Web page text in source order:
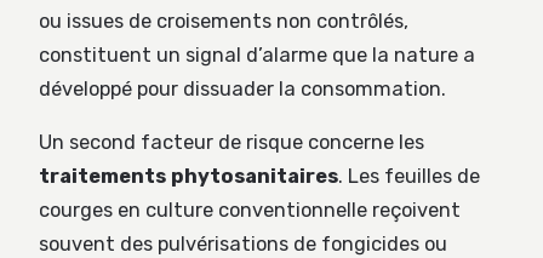
ou issues de croisements non contrôlés,
constituent un signal d’alarme que la nature a
développé pour dissuader la consommation.
Un second facteur de risque concerne les
traitements phytosanitaires. Les feuilles de
courges en culture conventionnelle reçoivent
souvent des pulvérisations de fongicides ou